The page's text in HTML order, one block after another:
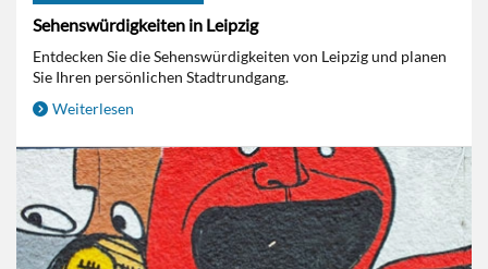
Sehenswürdigkeiten in Leipzig
Entdecken Sie die Sehenswürdigkeiten von Leipzig und planen
Sie Ihren persönlichen Stadtrundgang.
Weiterlesen